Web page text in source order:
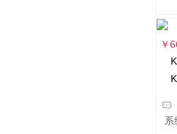
￥
系